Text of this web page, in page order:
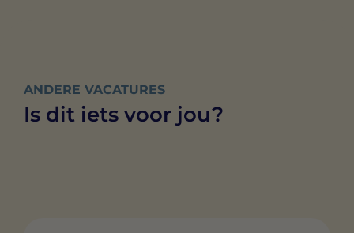
ANDERE VACATURES
Is dit iets voor jou?